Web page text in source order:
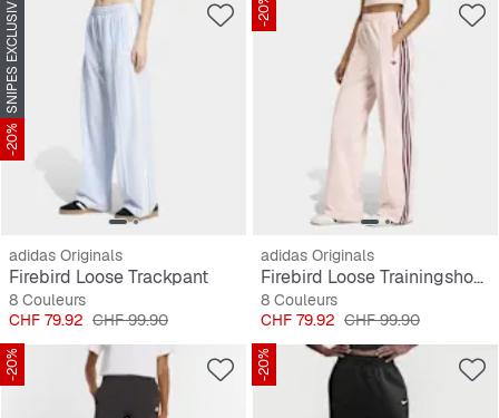
SNIPES EXCLUSIVE
-20%
adidas Originals
Firebird Loose Trackpant
8 Couleurs
Prix
CHF 79.92 Prix original
CHF 99.90
-20%
adidas Originals
Firebird Loose Trainingshose
8 Couleurs
Prix
CHF 79.92 Prix original
CHF 99.90
-20% -20%